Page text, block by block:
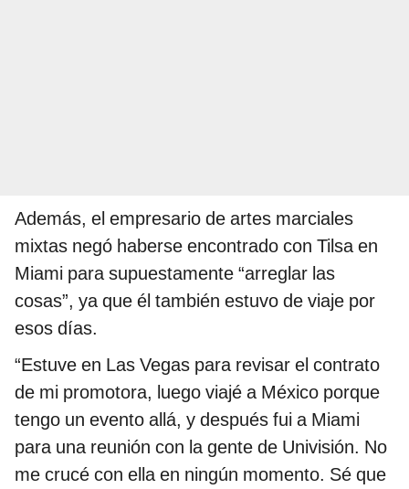
Además, el empresario de artes marciales
mixtas negó haberse encontrado con Tilsa en
Miami para supuestamente “arreglar las
cosas”, ya que él también estuvo de viaje por
esos días.
“Estuve en Las Vegas para revisar el contrato
de mi promotora, luego viajé a México porque
tengo un evento allá, y después fui a Miami
para una reunión con la gente de Univisión. No
me crucé con ella en ningún momento. Sé que